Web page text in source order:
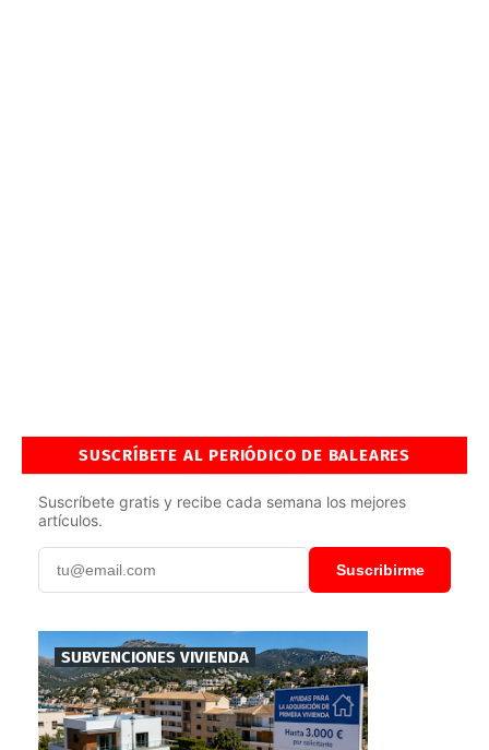
SUSCRÍBETE AL PERIÓDICO DE BALEARES
Suscríbete gratis y recibe cada semana los mejores
artículos.
Suscribirme
SUBVENCIONES VIVIENDA